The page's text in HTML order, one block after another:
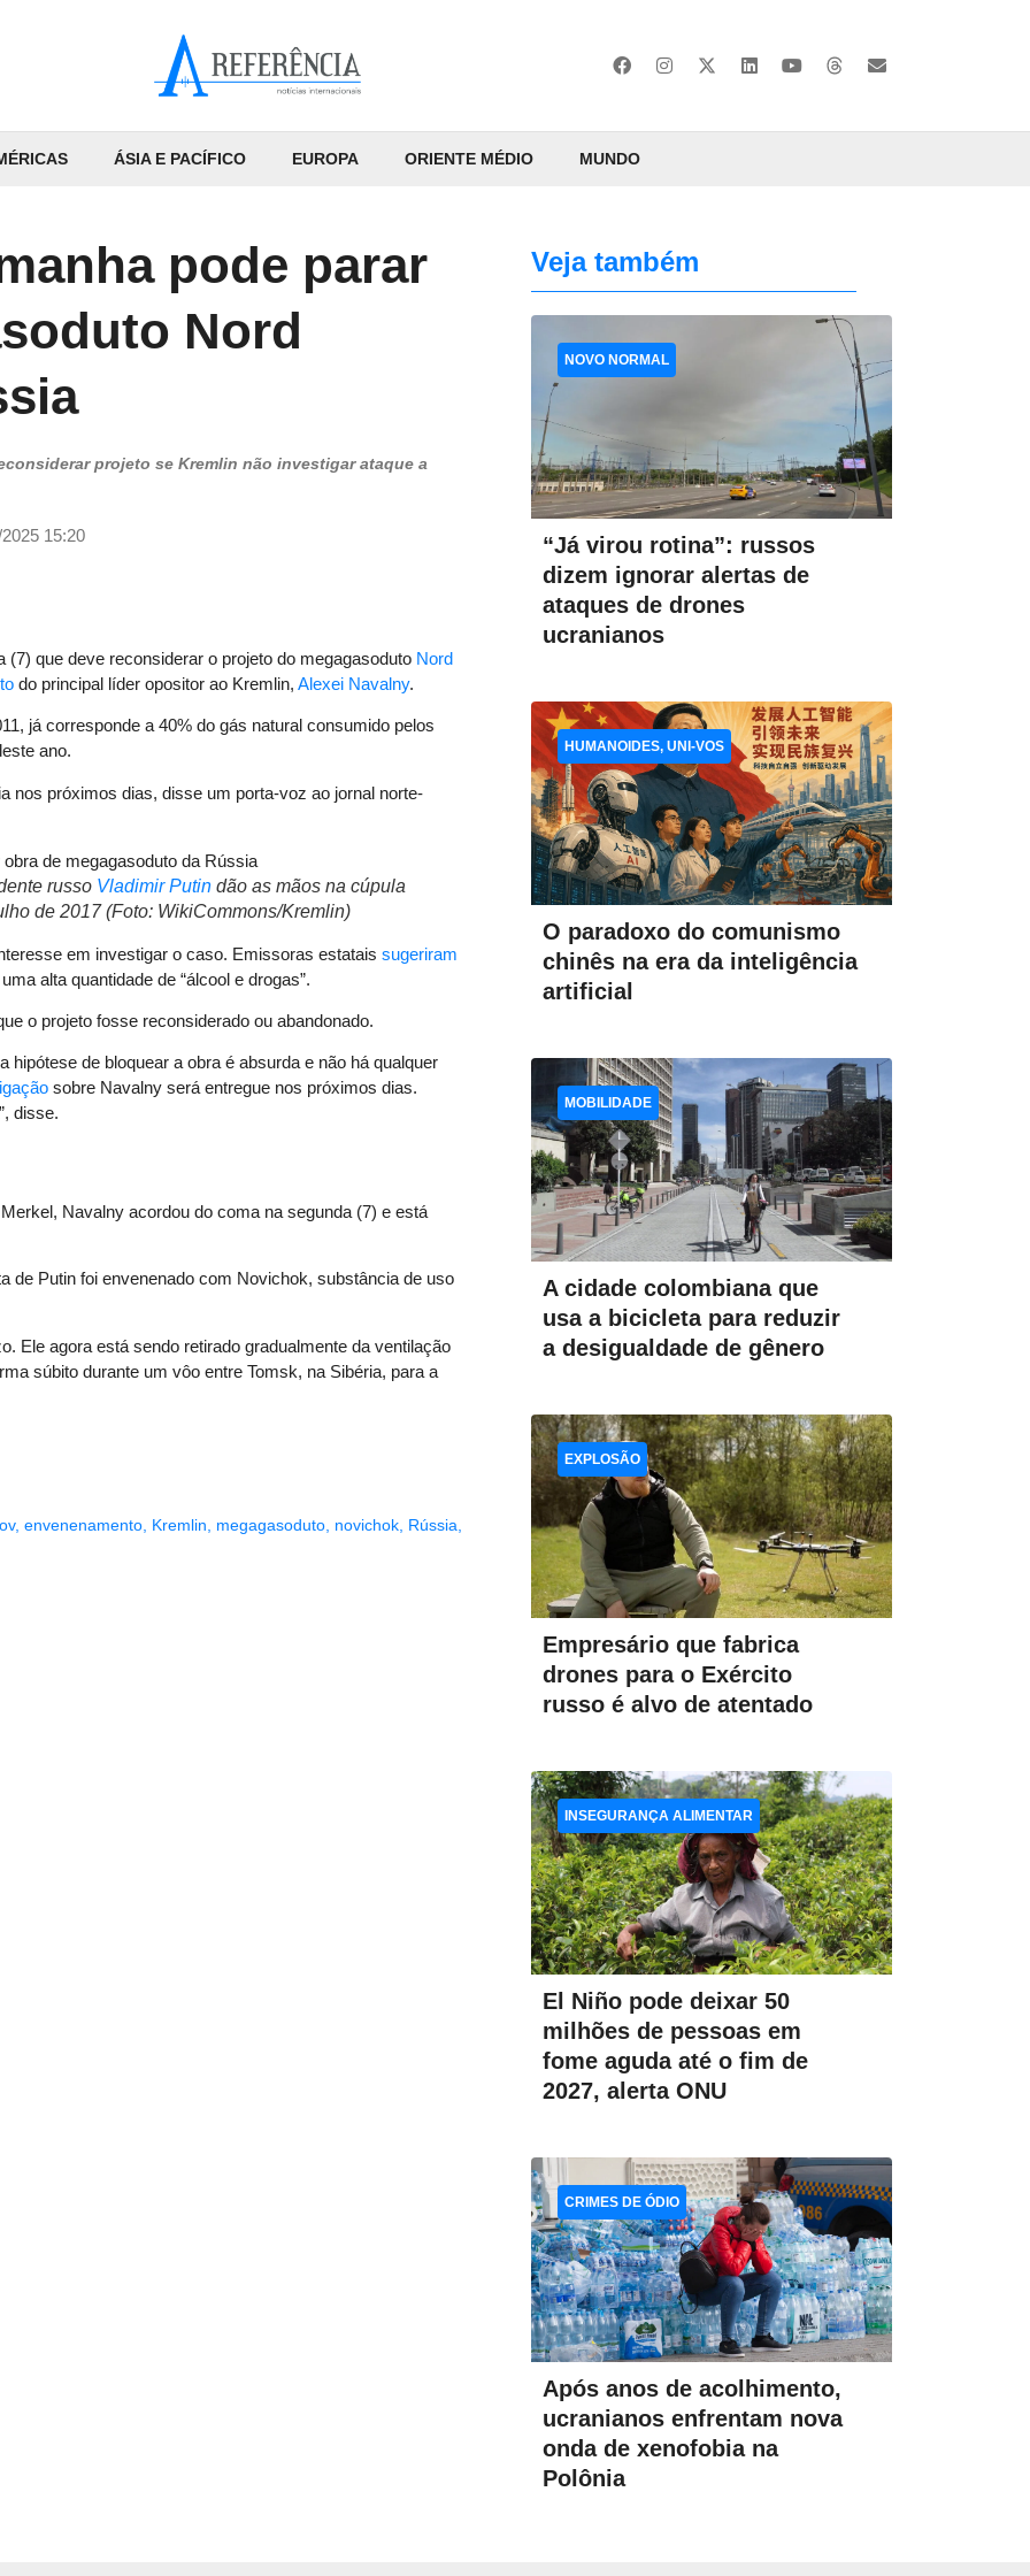
ÁSIA E PACÍFICO EUROPA ORIENTE MÉDIO MUNDO
pode parar
Nord
projeto se Kremlin não investigar ataque a
15:20
que deve reconsiderar o projeto do megagasoduto Nord
do principal líder opositor ao Kremlin, Alexei Navalny.
já corresponde a 40% do gás natural consumido pelos
ano.
nos próximos dias, disse um porta-voz ao jornal norte-
russo Vladimir Putin dão as mãos na cúpula
de 2017 (Foto: WikiCommons/Kremlin)
em investigar o caso. Emissoras estatais sugeriram
alta quantidade de “álcool e drogas”.
o projeto fosse reconsiderado ou abandonado.
de bloquear a obra é absurda e não há qualquer
sobre Navalny será entregue nos próximos dias.
disse.
Navalny acordou do coma na segunda (7) e está
de Putin foi envenenado com Novichok, substância de uso
Ele agora está sendo retirado gradualmente da ventilação
súbito durante um vôo entre Tomsk, na Sibéria, para a
, envenenamento, Kremlin, megagasoduto, novichok, Rússia,
Veja também
“Já virou rotina”: russos
dizem ignorar alertas de
ataques de drones
ucranianos
NOVO NORMAL
O paradoxo do comunismo
chinês na era da inteligência
artificial
HUMANOIDES, UNI-VOS
A cidade colombiana que
usa a bicicleta para reduzir
a desigualdade de gênero
MOBILIDADE
Empresário que fabrica
drones para o Exército
russo é alvo de atentado
EXPLOSÃO
El Niño pode deixar 50
milhões de pessoas em
fome aguda até o fim de
2027, alerta ONU
INSEGURANÇA ALIMENTAR
Após anos de acolhimento,
ucranianos enfrentam nova
onda de xenofobia na
Polônia
CRIMES DE ÓDIO